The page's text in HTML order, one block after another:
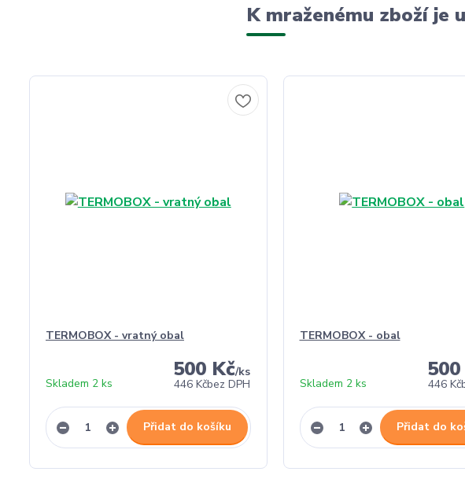
K mraženému zboží je
TERMOBOX - vratný obal
500 Kč/ks
446 Kčbez DPH
Skladem 2 ks
Přidat do košíku
TERMOBOX - obal
446 Kč
Skladem 2 ks
Přidat do